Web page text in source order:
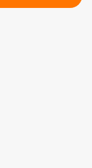
Novembre 2025 >